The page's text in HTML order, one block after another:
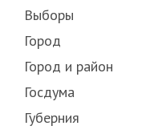
Выборы
Город
Город и район
Госдума
Губерния